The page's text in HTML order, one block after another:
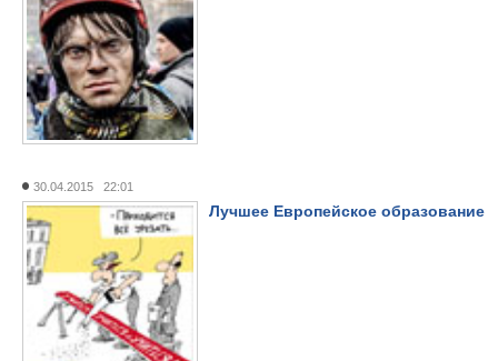
30.04.2015 22:01
Лучшее Европейское образование